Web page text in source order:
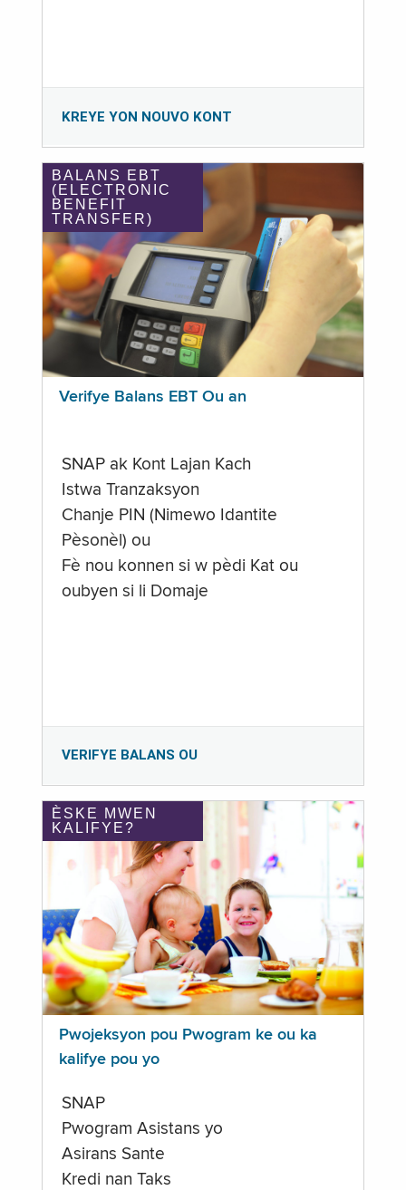
KREYE YON NOUVO KONT
BALANS EBT
(ELECTRONIC
BENEFIT
TRANSFER)
Verifye Balans EBT Ou an
SNAP ak Kont Lajan Kach
Istwa Tranzaksyon
Chanje PIN (Nimewo Idantite
Pèsonèl) ou
Fè nou konnen si w pèdi Kat ou
oubyen si li Domaje
VERIFYE BALANS OU
ÈSKE MWEN
KALIFYE?
Pwojeksyon pou Pwogram ke ou ka
kalifye pou yo
SNAP
Pwogram Asistans yo
Asirans Sante
Kredi nan Taks